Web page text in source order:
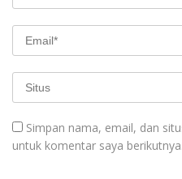
Simpan nama, email, dan
untuk komentar saya berikutnya.